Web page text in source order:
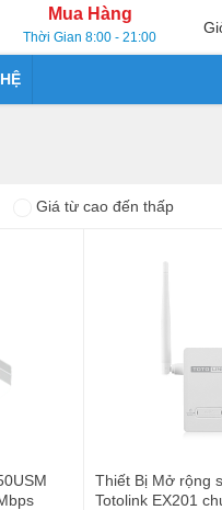
Mua Hàng
Thời Gian 8:00 - 21:00
Giá từ cao đến thấp
Thiết Bị Mở rộng
Totolink EX201